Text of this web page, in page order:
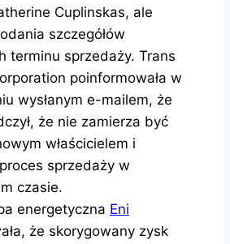
Cuplinskas, ale
szczegółów
terminu sprzedaży. Trans
poinformowała w
wysłanym e-mailem, że
że nie zamierza być
właścicielem i
sprzedaży w
czasie.
energetyczna Eni
że skorygowany zysk